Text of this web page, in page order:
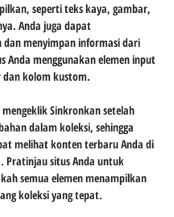
seperti teks kaya, gambar,
Anda juga dapat
dan menyimpan informasi dari
Anda menggunakan elemen input
kolom kustom.
Sinkronkan setelah
dalam koleksi, sehingga
melihat konten terbaru Anda di
Pratinjau situs Anda untuk
semua elemen menampilkan
koleksi yang tepat.